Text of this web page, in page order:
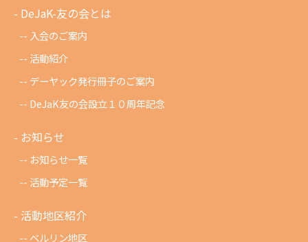
DeJaK-友の会とは
入会のご案内
活動紹介
デーヤック発行冊子のご案内
DeJaK友の会設立１０周年記念
お知らせ
お知らせ一覧
活動予定一覧
活動地区紹介
ベルリン地区